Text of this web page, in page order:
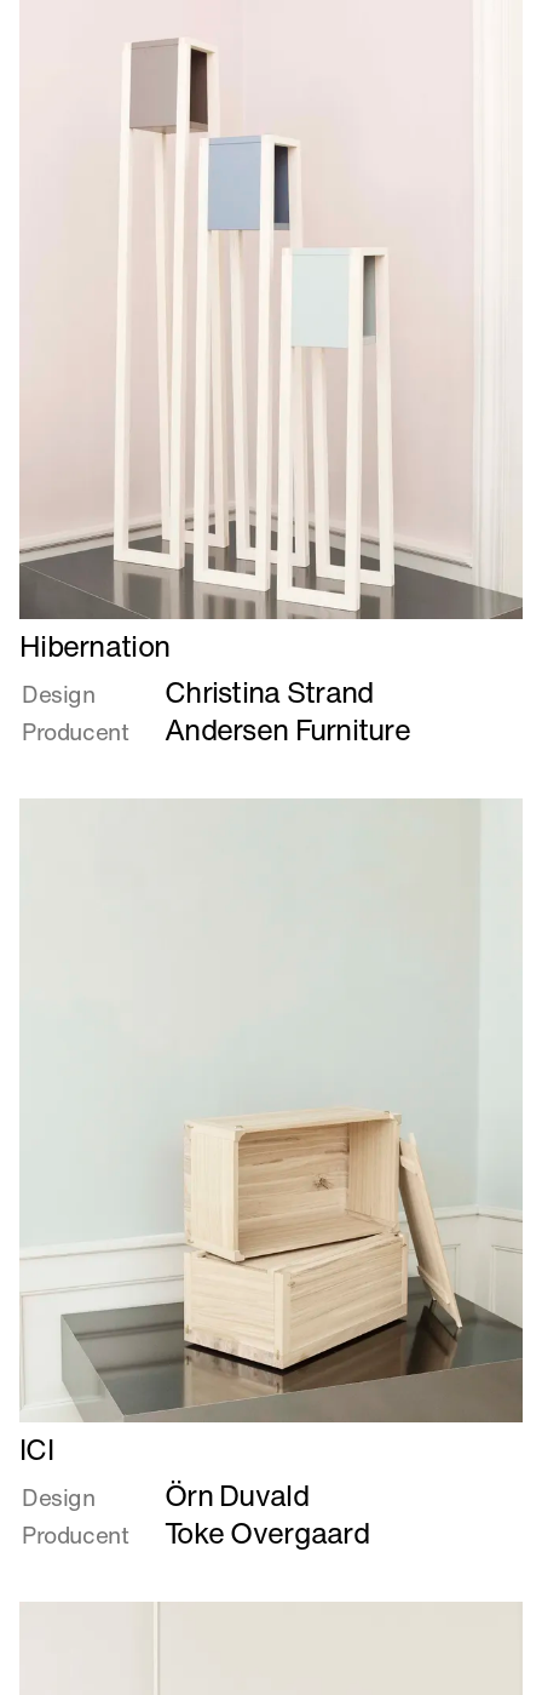
Læs
mere
om
Hibernation
Hibernation
Design Christina Strand
Producent Andersen Furniture
Læs
mere
om
ICI
ICI
Design Örn Duvald
Producent Toke Overgaard